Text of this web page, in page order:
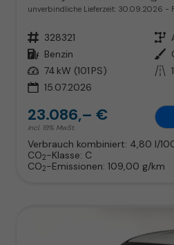
unverbindliche Lieferzeit: 30.09.2026
Fahrzeugnr. 328321 Getriebe
Kraftstoff Benzin Außenfarbe
Leistung 74 kW (101 PS) Kilometerstand
15.07.2026
23.086,– €
incl. 19% MwSt.
Verbrauch kombiniert: 4,80 l/
CO2-Klasse: C
CO2-Emissionen: 109,00 g/km